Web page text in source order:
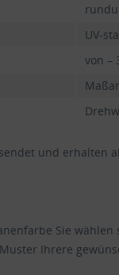
UV-
von –
und erhalten
Sie
Ihrere